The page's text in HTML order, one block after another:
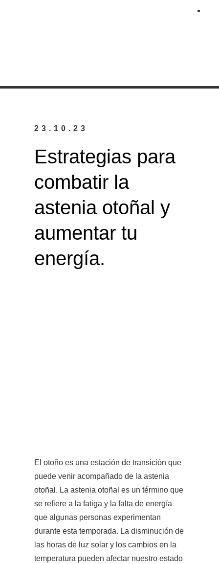
23.10.23
Estrategias para
combatir la
astenia otoñal y
aumentar tu
energía.
El otoño es una estación de transición que
puede venir acompañado de la astenia
otoñal. La astenia otoñal es un término que
se refiere a la fatiga y la falta de energía
que algunas personas experimentan
durante esta temporada. La disminución de
las horas de luz solar y los cambios en la
temperatura pueden afectar nuestro estado